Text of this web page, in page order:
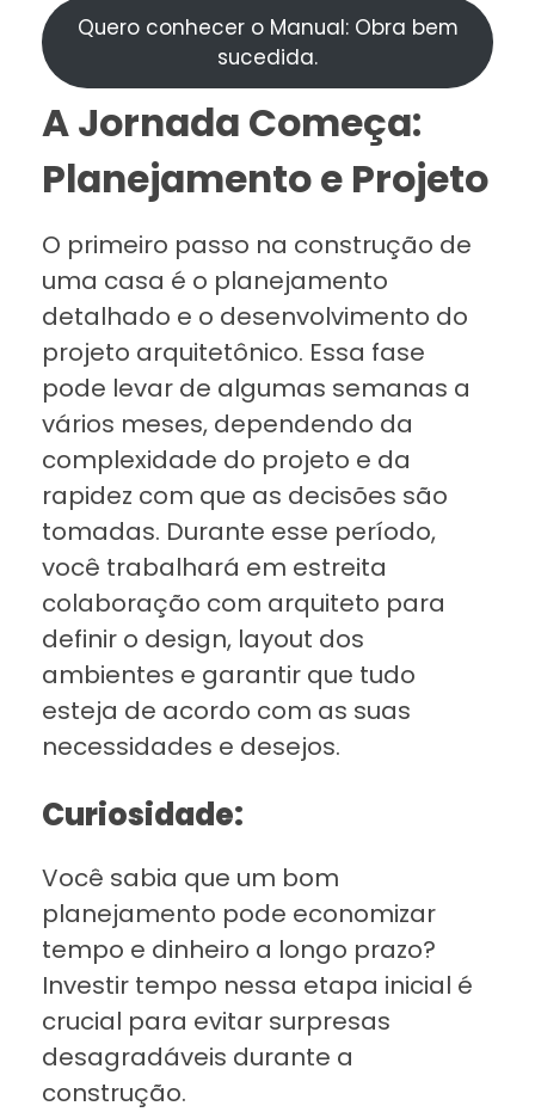
Quero conhecer o Manual: Obra bem
sucedida.
A Jornada Começa:
Planejamento e Projeto
O primeiro passo na construção de
uma casa é o planejamento
detalhado e o desenvolvimento do
projeto arquitetônico. Essa fase
pode levar de algumas semanas a
vários meses, dependendo da
complexidade do projeto e da
rapidez com que as decisões são
tomadas. Durante esse período,
você trabalhará em estreita
colaboração com arquiteto para
definir o design, layout dos
ambientes e garantir que tudo
esteja de acordo com as suas
necessidades e desejos.
Curiosidade:
Você sabia que um bom
planejamento pode economizar
tempo e dinheiro a longo prazo?
Investir tempo nessa etapa inicial é
crucial para evitar surpresas
desagradáveis durante a
construção.